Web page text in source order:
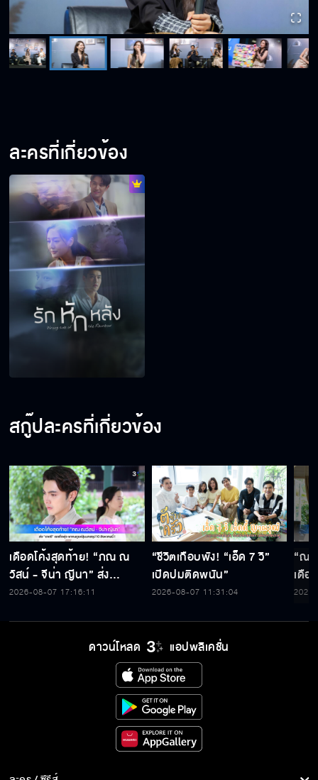
ละครที่เกี่ยวข้อง
สกู๊ปละครที่เกี่ยวข้อง
เดือดโค้งสุดท้าย! “ภณ ณ
วัสน์ - จีน่า ญีนา” ส่ง
“ธาตรี” เรตติ้งพุ่ง พาคนดู
2026-08-07 17:16:11
“ชีวิตเกือบพัง! “เอ็ด 7 วิ”
เปิดปมติดพนัน”
2026-08-07 11:31:04
“ณ-
เดือ
กดดั
ดาวน์โหลด แอปพลิเคชั่น